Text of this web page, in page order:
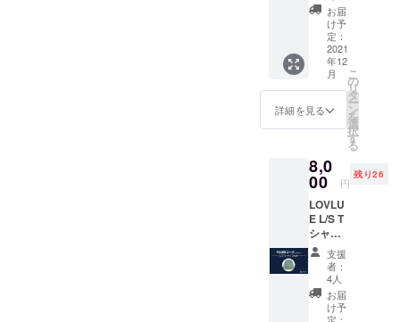
フィ
シャル
サイト
に支援
してい
ただい
た方の
名前 ※
欄にご
希望の
をご記
入くだ
さい。
（※ニッ
クネー
ム可）
100%
コット
ン 【サ
イズ】
口幅
38cm /
高さ
36cm"
メッ
セージ
ポスト
カード
●LOVL
UEオ
フィ
シャル
サイト
に支援
6.5オン
スの重
量感と
丈夫さ
✔︎ ガー
メント
ダイ
*（縫製
後の染
洗濯を
しても
縮みま
せん ✔︎
ゆった
りめに
カット
された
デザイ
ン 【素
材】
お届
け予
定：
2021
年12
月
詳細を見る
こ
の
リ
タ
ー
ン
を
選
択
す
る
8,0
00 円
残り26
LOVLU
E L/S T
シャツ
[Green]
✔︎ ユニ
セック
ス ✔︎ 6.5
オンス
の重量
支援
者：
4人
お届
け予